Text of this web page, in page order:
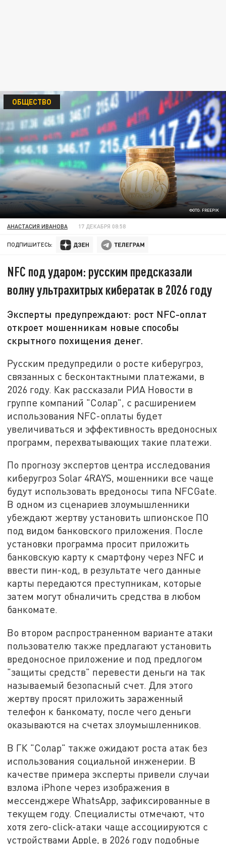
ФОТО: FREEPIK
ОБЩЕСТВО
АНАСТАСИЯ ИВАНОВА 17 ДЕКАБРЯ 08:58
ПОДПИШИТЕСЬ:
NFC под ударом: русским предсказали
волну ультрахитрых кибератак в 2026 году
Эксперты предупреждают: рост NFC-оплат
откроет мошенникам новые способы
скрытного похищения денег.
Русским предупредили о росте киберугроз,
связанных с бесконтактными платежами, в
2026 году. Как рассказали РИА Новости в
группе компаний "Солар", с расширением
использования NFC-оплаты будет
увеличиваться и эффективность вредоносных
программ, перехватывающих такие платежи.
По прогнозу экспертов центра исследования
киберугроз Solar 4RAYS, мошенники все чаще
будут использовать вредоносы типа NFCGate.
В одном из сценариев злоумышленники
убеждают жертву установить шпионское ПО
под видом банковского приложения. После
установки программа просит приложить
банковскую карту к смартфону через NFC и
ввести пин-код, в результате чего данные
карты передаются преступникам, которые
затем могут обналичить средства в любом
банкомате.
Во втором распространенном варианте атаки
пользователю также предлагают установить
вредоносное приложение и под предлогом
"защиты средств" перевести деньги на так
называемый безопасный счет. Для этого
жертву просят приложить зараженный
телефон к банкомату, после чего деньги
оказываются на счетах злоумышленников.
В ГК "Солар" также ожидают роста атак без
использования социальной инженерии. В
качестве примера эксперты привели случаи
взлома iPhone через изображения в
мессенджере WhatsApp, зафиксированные в
текущем году. Специалисты отмечают, что
хотя zero-click-атаки чаще ассоциируются с
устройствами Apple, в 2026 году подобные